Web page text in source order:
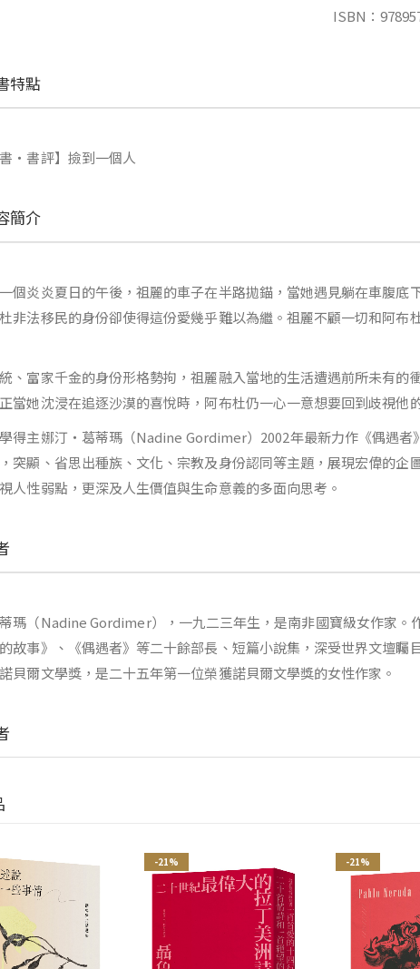
ISBN：
特點
書‧書評】撿到一個人
簡介
個炎炎夏日的午後，祖麗的車子在半路拋錨，當她遇見躺在車腹底
非法移民的身份卻使得這份愛幾乎難以為繼。祖麗不顧一切和阿布
、富家千金的身份形格勢拘，祖麗融入當地的生活遭遇前所未有的
當她沈浸在追逐沙漠的喜悅時，阿布杜仍一心一意想要回到歧視他
得主娜汀‧葛蒂瑪（Nadine Gordimer）2002年最新力作《偶遇者
突顯、省思出種族、文化、宗教及身份認同等主題，展現宏偉的企
人性弱點，更深及人生價值與生命意義的多面向思考。
瑪（Nadine Gordimer），一九二三年生，是南非國寶級女作家。
的故事》、《偶遇者》等二十餘部長、短篇小說集，深受世界文壇
貝爾文學獎，是二十五年第一位榮獲諾貝爾文學獎的女性作家。
-21% -21%